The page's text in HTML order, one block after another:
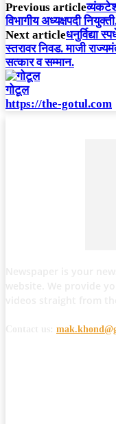
Previous articleव्यंकटेश
विभागीय अध्यक्षपदी
Next articleधनुर्विद्या
स्तरावर निवड. माजी
सत्कार व सम्मान.
गोटूल
https://the-gotul.com